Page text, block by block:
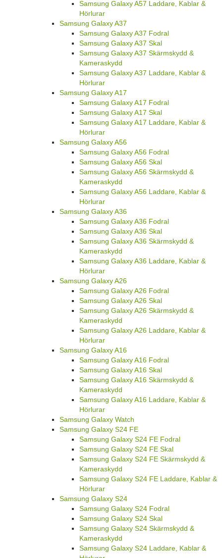
Samsung Galaxy A57 Laddare, Kablar &
Hörlurar
Samsung Galaxy A37
Samsung Galaxy A37 Fodral
Samsung Galaxy A37 Skal
Samsung Galaxy A37 Skärmskydd &
Kameraskydd
Samsung Galaxy A37 Laddare, Kablar &
Hörlurar
Samsung Galaxy A17
Samsung Galaxy A17 Fodral
Samsung Galaxy A17 Skal
Samsung Galaxy A17 Laddare, Kablar &
Hörlurar
Samsung Galaxy A56
Samsung Galaxy A56 Fodral
Samsung Galaxy A56 Skal
Samsung Galaxy A56 Skärmskydd &
Kameraskydd
Samsung Galaxy A56 Laddare, Kablar &
Hörlurar
Samsung Galaxy A36
Samsung Galaxy A36 Fodral
Samsung Galaxy A36 Skal
Samsung Galaxy A36 Skärmskydd &
Kameraskydd
Samsung Galaxy A36 Laddare, Kablar &
Hörlurar
Samsung Galaxy A26
Samsung Galaxy A26 Fodral
Samsung Galaxy A26 Skal
Samsung Galaxy A26 Skärmskydd &
Kameraskydd
Samsung Galaxy A26 Laddare, Kablar &
Hörlurar
Samsung Galaxy A16
Samsung Galaxy A16 Fodral
Samsung Galaxy A16 Skal
Samsung Galaxy A16 Skärmskydd &
Kameraskydd
Samsung Galaxy A16 Laddare, Kablar &
Hörlurar
Samsung Galaxy Watch
Samsung Galaxy S24 FE
Samsung Galaxy S24 FE Fodral
Samsung Galaxy S24 FE Skal
Samsung Galaxy S24 FE Skärmskydd &
Kameraskydd
Samsung Galaxy S24 FE Laddare, Kablar &
Hörlurar
Samsung Galaxy S24
Samsung Galaxy S24 Fodral
Samsung Galaxy S24 Skal
Samsung Galaxy S24 Skärmskydd &
Kameraskydd
Samsung Galaxy S24 Laddare, Kablar &